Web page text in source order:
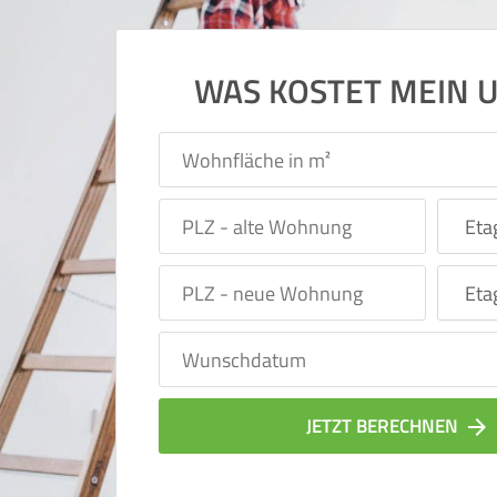
WAS KOSTET MEIN
JETZT BERECHNEN arrow_forward